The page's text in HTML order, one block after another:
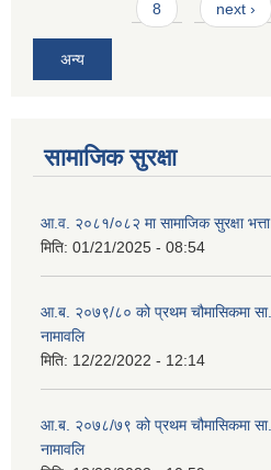
8 next ›
अन्य
सामाजिक सुरक्षा
आ.व. २०८१/०८२ मा सामाजिक सुरक्षा भत्ता
मिति: 01/21/2025 - 08:54
आ.ब. २०७९/८० को प्रथम चौमासिकमा
नामावलि
मिति: 12/22/2022 - 12:14
आ.ब. २०७८/७९ को प्रथम चौमासिकमा
नामावलि